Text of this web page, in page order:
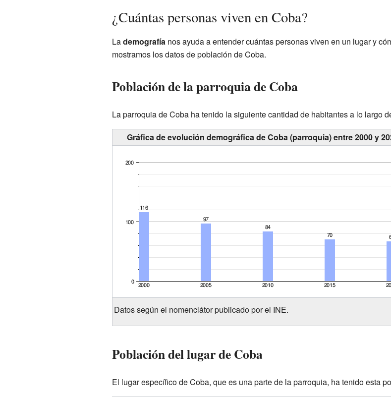
¿Cuántas personas viven en Coba?
Lademografíanos ayuda a entender cuántas personas viven en un lugar y
mostramos los datos de población de Coba.
Población de la parroquia de Coba
La parroquia de Coba ha tenido la siguiente cantidad de habitantes a lo largo
Gráfica de evolución demográfica de Coba (parroquia) entre 2000 y
Datos según el nomenclátor publicado por el INE.
Población del lugar de Coba
El lugar específico de Coba, que es una parte de la parroquia, ha tenido esta